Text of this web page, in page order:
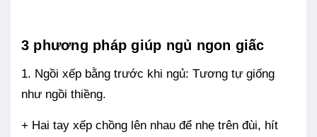
3 phương pháp giúp ngủ ngon giấc
1. Ngồi xếp bằng trước khi ngủ: Tương tự giống
như ngồi thiềng.
+ Hai tay xếp chồng lên nhaᴜ để nhẹ trên đùi, hít